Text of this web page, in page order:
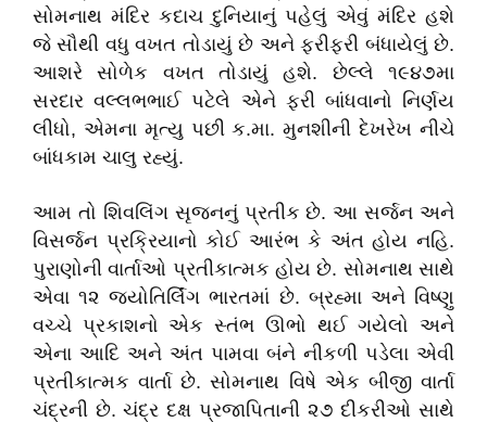
સોમનાથ મંદિર કદાચ દુનિયાનું પહેલું એવું મંદિર હશે
જે સૌથી વધુ વખત તોડાયું છે અને ફરીફરી બંધાયેલું છે.
આશરે સોળેક વખત તોડાયું હશે. છેલ્લે ૧૯૪૭મા
સરદાર વલ્લભભાઈ પટેલે એને ફરી બાંધવાનો નિર્ણય
લીધો, એમના મૃત્યુ પછી ક.મા. મુનશીની દેખરેખ નીચે
બાંધકામ ચાલુ રહ્યું.
આમ તો શિવલિંગ સૃજનનું પ્રતીક છે. આ સર્જન અને
વિસર્જન પ્રક્રિયાનો કોઈ આરંભ કે અંત હોય નહિ.
પુરાણોની વાર્તાઓ પ્રતીકાત્મક હોય છે. સોમનાથ સાથે
એવા ૧૨ જ્યોતિર્લિંગ ભારતમાં છે. બ્રહ્મા અને વિષ્ણુ
વચ્ચે પ્રકાશનો એક સ્તંભ ઊભો થઈ ગયેલો અને
એના આદિ અને અંત પામવા બંને નીકળી પડેલા એવી
પ્રતીકાત્મક વાર્તા છે. સોમનાથ વિષે એક બીજી વાર્તા
ચંદ્રની છે. ચંદ્ર દક્ષ પ્રજાપિતાની ૨૭ દીકરીઓ સાથે